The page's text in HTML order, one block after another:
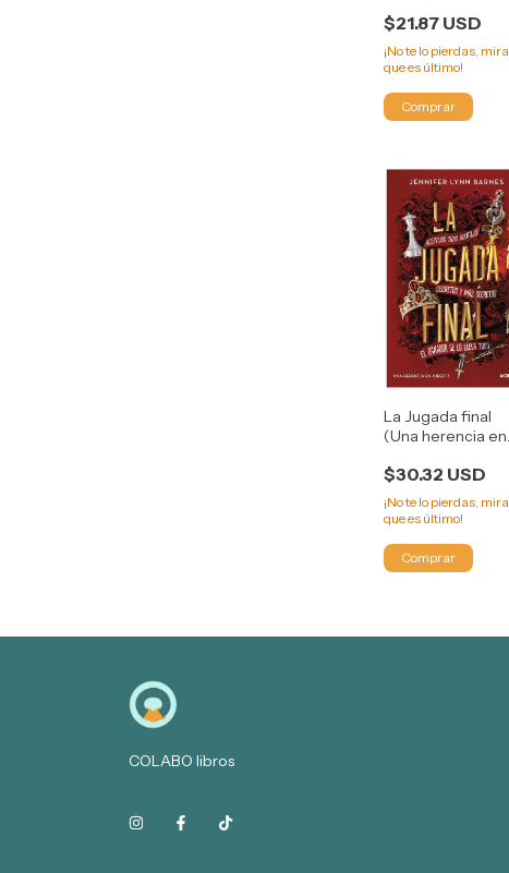
Hoover
$21.87 USD
¡No te lo pierdas, mira
que es último!
La Jugada final
(Una herencia en
LYNN BARNES
$30.32 USD
¡No te lo pierdas, mira
que es último!
COLABO libros